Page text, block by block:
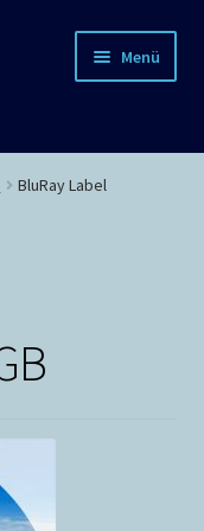
Menü
BluRay Label